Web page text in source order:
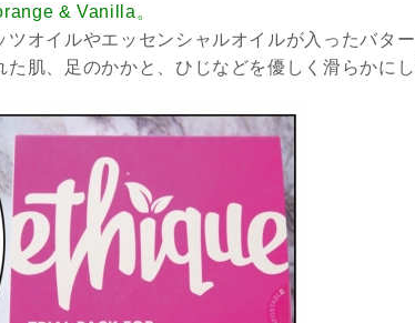
& Vanilla。
ツオイルやエッセンシャルオイルが入ったバター
た肌、足のかかと、ひじなどを優しく滑らかにし